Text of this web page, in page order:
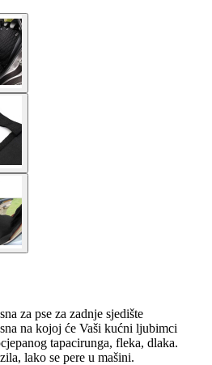
za pse za zadnje sjedište
na kojoj će Vaši kućni ljubimci
tapacirunga, fleka, dlaka.
lako se pere u mašini.